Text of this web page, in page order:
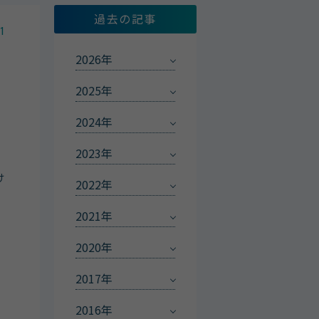
過去の記事
2026年
2025年
2024年
2023年
2022年
2021年
2020年
2017年
2016年